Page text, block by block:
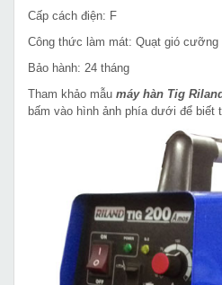
Cấp cách điện: F
Công thức làm mát: Quạt gió cưỡng
Bảo hành: 24 tháng
Tham khảo mẫu máy hàn Tig
bấm vào hình ảnh phía dưới để biết